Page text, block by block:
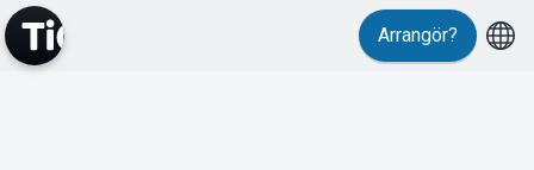
Evenemang Arrangör?